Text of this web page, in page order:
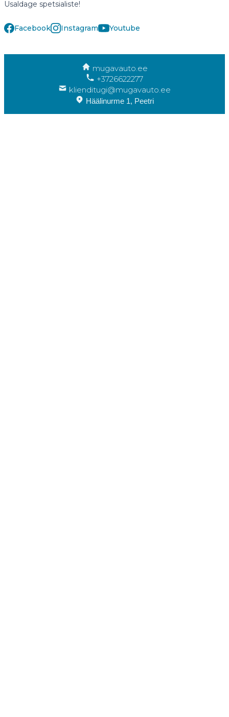
Usaldage spetsialiste!
Facebook Instagram Youtube
mugavauto.ee
+3726622277
klienditugi@mugavauto.ee
Häälinurme 1, Peetri